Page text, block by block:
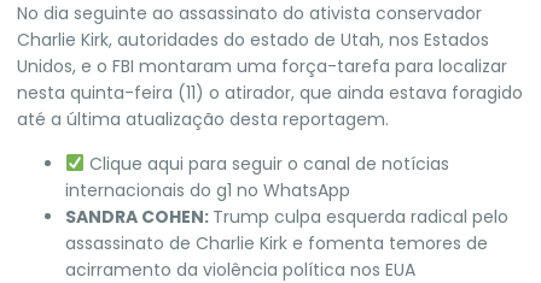
No dia seguinte ao assassinato do ativista conservador
Charlie Kirk, autoridades do estado de Utah, nos Estados
Unidos, e o FBI montaram uma força-tarefa para localizar
nesta quinta-feira (11) o atirador, que ainda estava foragido
até a última atualização desta reportagem.
Clique aqui para seguir o canal de notícias
internacionais do g1 no WhatsApp
SANDRA COHEN: Trump culpa esquerda radical pelo
assassinato de Charlie Kirk e fomenta temores de
acirramento da violência política nos EUA